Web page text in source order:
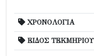
ΧΡΟΝΟΛΟΓΙΑ
ΕΙΔΟΣ ΤΕΚΜΗΡΙΟΥ